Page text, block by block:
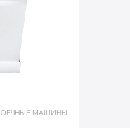
МАШИНЫ